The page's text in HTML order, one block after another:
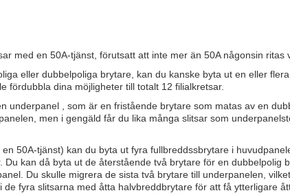
med en 50A-tjänst, förutsatt att inte mer än 50A någonsin ritas
eller dubbelpoliga brytare, kan du kanske byta ut en eller
fördubbla dina möjligheter till totalt 12 filialkretsar.
underpanel , som är en fristående brytare som matas av en
men i gengäld får du lika många slitsar som
50A-tjänst) kan du byta ut fyra fullbreddssbrytare i
kan då byta ut de återstående två brytare för en dubbelpolig
Du skulle migrera de sista två brytare till underpanelen,
fyra slitsarna med åtta halvbreddbrytare för att få ytterligare